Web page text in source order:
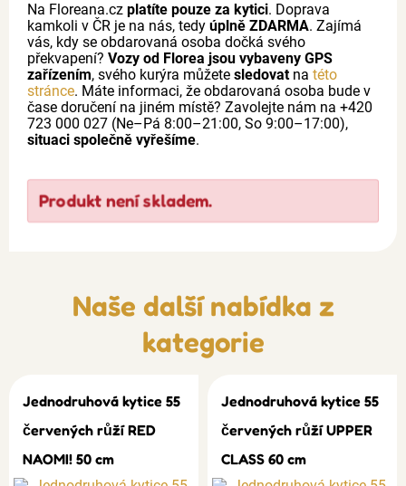
Na Floreana.cz platíte pouze za kytici. Doprava
kamkoli v ČR je na nás, tedy úplně ZDARMA. Zajímá
vás, kdy se obdarovaná osoba dočká svého
překvapení? Vozy od Florea jsou vybaveny GPS
zařízením, svého kurýra můžete sledovatna této
stránce. Máte informaci, že obdarovaná osoba bude v
čase doručení na jiném místě? Zavolejte nám na +420
723 000 027 (Ne–Pá 8:00–21:00, So 9:00–17:00),
situaci společně vyřešíme.
Produkt není skladem.
Naše další nabídka z
kategorie
Jednodruhová kytice 55
červených růží RED
NAOMI! 50 cm
Jednodruhová kytice 55
červených růží UPPER
CLASS 60 cm